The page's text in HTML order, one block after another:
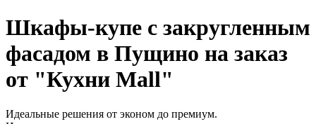
Шкафы-купе с закругленным
фасадом в Пущино на заказ
от "Кухни Mall"
Идеальные решения от эконом до премиум.